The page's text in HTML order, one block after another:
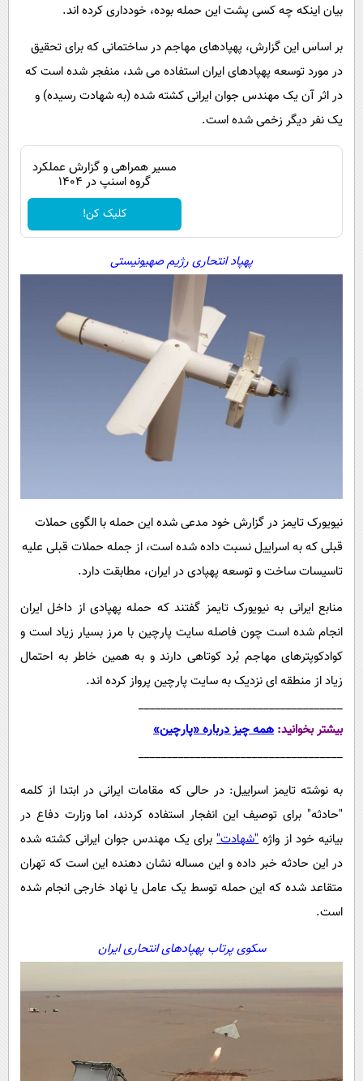
بیان اینکه چه کسی پشت این حمله بوده، خودداری کرده اند.
بر اساس این گزارش، پهپادهای مهاجم در ساختمانی که برای تحقیق
در مورد توسعه پهپادهای ایران استفاده می شد، منفجر شده است که
در اثر آن یک مهندس جوان ایرانی کشته شده (به شهادت رسیده) و
یک نفر دیگر زخمی شده است.
مسیر همراهی و گزارش عملکرد
گروه اسنپ در ۱۴۰۴
کلیک کن!
پهپاد انتحاری رژیم صهیونیستی
نیویورک تایمز در گزارش خود مدعی شده این حمله با الگوی حملات
قبلی که به اسراییل نسبت داده شده است، از جمله حملات قبلی علیه
تاسیسات ساخت و توسعه پهپادی در ایران، مطابقت دارد.
منابع ایرانی به نیویورک تایمز گفتند که حمله پهپادی از داخل ایران
انجام شده است چون فاصله سایت پارچین با مرز بسیار زیاد است و
کوادکوپترهای مهاجم بُرد کوتاهی دارند و به همین خاطر به احتمال
زیاد از منطقه ای نزدیک به سایت پارچین پرواز کرده اند.
____________________________________
بیشتر بخوانید: همه چیز درباره «پارچین»
____________________________________
به نوشته تایمز اسراییل: در حالی که مقامات ایرانی در ابتدا از کلمه
"حادثه" برای توصیف این انفجار استفاده کردند، اما وزارت دفاع در
بیانیه خود از واژه"شهادت"برای یک مهندس جوان ایرانی کشته شده
در این حادثه خبر داده و این مساله نشان دهنده این است که تهران
متقاعد شده که این حمله توسط یک عامل یا نهاد خارجی انجام شده
است.
سکوی پرتاب پهپادهای انتحاری ایران